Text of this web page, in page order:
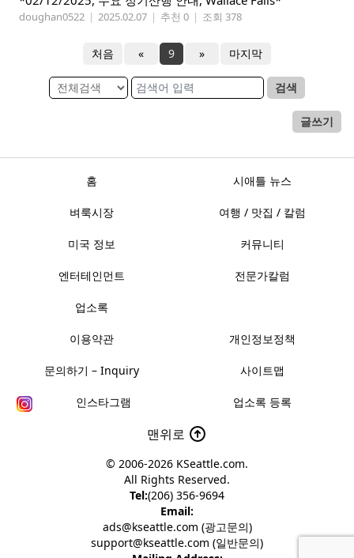
doughan0522 | 2025.02.07 | 추천 0 | 조회 378
처음 « 9 » 마지막
검색
글쓰기
홈 시애틀 뉴스
벼룩시장 여행 / 맛집 / 칼럼
미국 정보 커뮤니티
엔터테인먼트 전문가칼럼
업소록
이용약관 개인정보정책
문의하기 – Inquiry 사이트맵
인스타그램 업소록 등록
맨위로
© 2006-2026 KSeattle.com.
All Rights Reserved.
Tel:(206) 356-9694
Email:
ads@kseattle.com (광고문의)
support@kseattle.com (일반문의)